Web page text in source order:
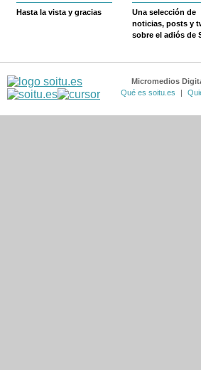
Hasta la vista y gracias
Una selección de
noticias, posts y
sobre el adiós de
Micromedios
Qué es soitu.es
|